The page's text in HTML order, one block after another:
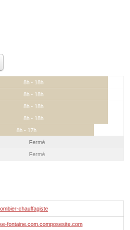
8h - 18h
8h - 18h
8h - 18h
8h - 18h
8h - 17h
Fermé
Fermé
chauffagiste
fontaine.com.composesite.com